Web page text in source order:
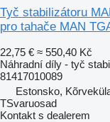
Tyč stabilizátoru
pro tahače MAN
22,75 € ≈ 550,40 Kč
Náhradní díly - tyč
81417010089
Estonsko,
TSvaruosad
Kontakt s dealerem